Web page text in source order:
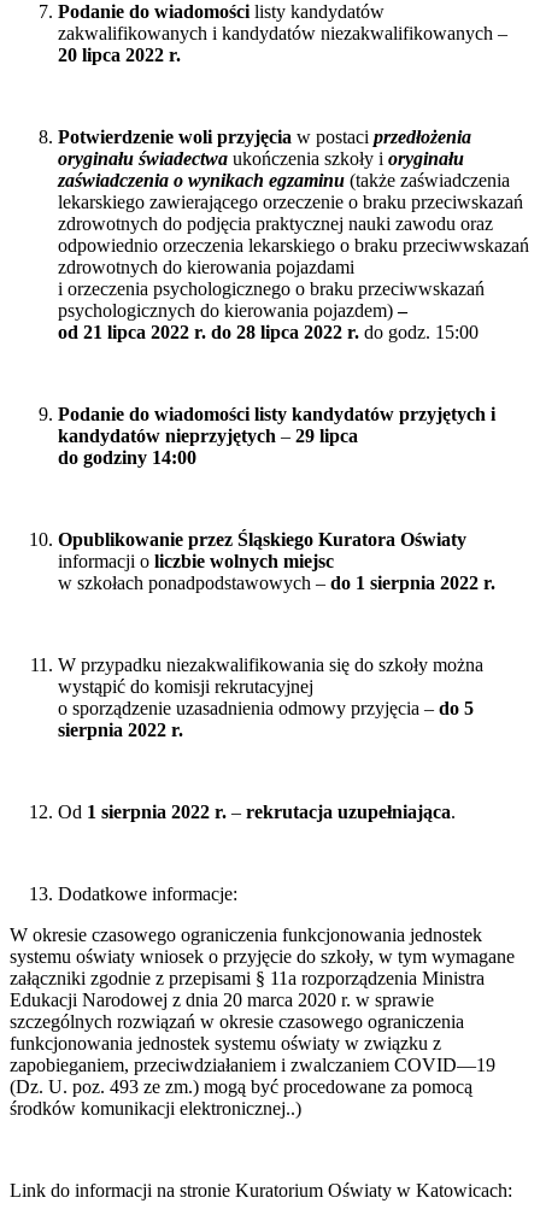
Podanie do wiadomościlisty kandydatów
zakwalifikowanych i kandydatów niezakwalifikowanych –
20 lipca 2022 r.
Potwierdzenie woli przyjęcia w postaci przedłożenia
oryginału świadectwa ukończenia szkoły i oryginału
zaświadczenia o wynikach egzaminu (także zaświadczenia
lekarskiego zawierającego orzeczenie o braku przeciwskazań
zdrowotnych do podjęcia praktycznej nauki zawodu oraz
odpowiednio orzeczenia lekarskiego o braku przeciwwskazań
zdrowotnych do kierowania pojazdami
i orzeczenia psychologicznego o braku przeciwwskazań
psychologicznych do kierowania pojazdem)–
od 21 lipca 2022 r. do 28 lipca 2022 r. do godz. 15:00
Podanie do wiadomości listy kandydatów przyjętych i
kandydatów nieprzyjętych – 29 lipca
do godziny 14:00
Opublikowanie przez Śląskiego Kuratora Oświaty
informacji o liczbie wolnych miejsc
w szkołach ponadpodstawowych – do 1 sierpnia 2022 r.
W przypadku niezakwalifikowania się do szkoły można
wystąpić do komisji rekrutacyjnej
o sporządzenie uzasadnienia odmowy przyjęcia – do 5
sierpnia 2022 r.
Od 1 sierpnia 2022 r. – rekrutacja uzupełniająca.
Dodatkowe informacje:
W okresie czasowego ograniczenia funkcjonowania jednostek
systemu oświaty wniosek o przyjęcie do szkoły, w tym wymagane
załączniki zgodnie z przepisami § 11a rozporządzenia Ministra
Edukacji Narodowej z dnia 20 marca 2020 r. w sprawie
szczególnych rozwiązań w okresie czasowego ograniczenia
funkcjonowania jednostek systemu oświaty w związku z
zapobieganiem, przeciwdziałaniem i zwalczaniem COVID—19
(Dz. U. poz. 493 ze zm.) mogą być procedowane za pomocą
środków komunikacji elektronicznej..)
Link do informacji na stronie Kuratorium Oświaty w Katowicach: